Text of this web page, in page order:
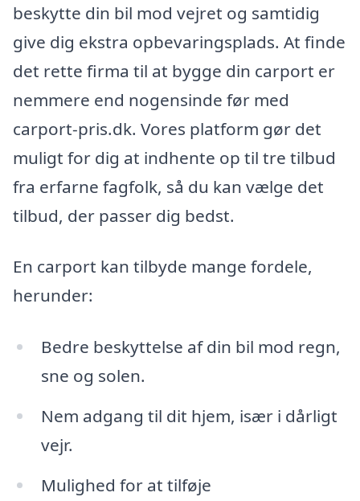
beskytte din bil mod vejret og samtidig
give dig ekstra opbevaringsplads. At finde
det rette firma til at bygge din carport er
nemmere end nogensinde før med
carport-pris.dk. Vores platform gør det
muligt for dig at indhente op til tre tilbud
fra erfarne fagfolk, så du kan vælge det
tilbud, der passer dig bedst.
En carport kan tilbyde mange fordele,
herunder:
Bedre beskyttelse af din bil mod regn,
sne og solen.
Nem adgang til dit hjem, især i dårligt
vejr.
Mulighed for at tilføje